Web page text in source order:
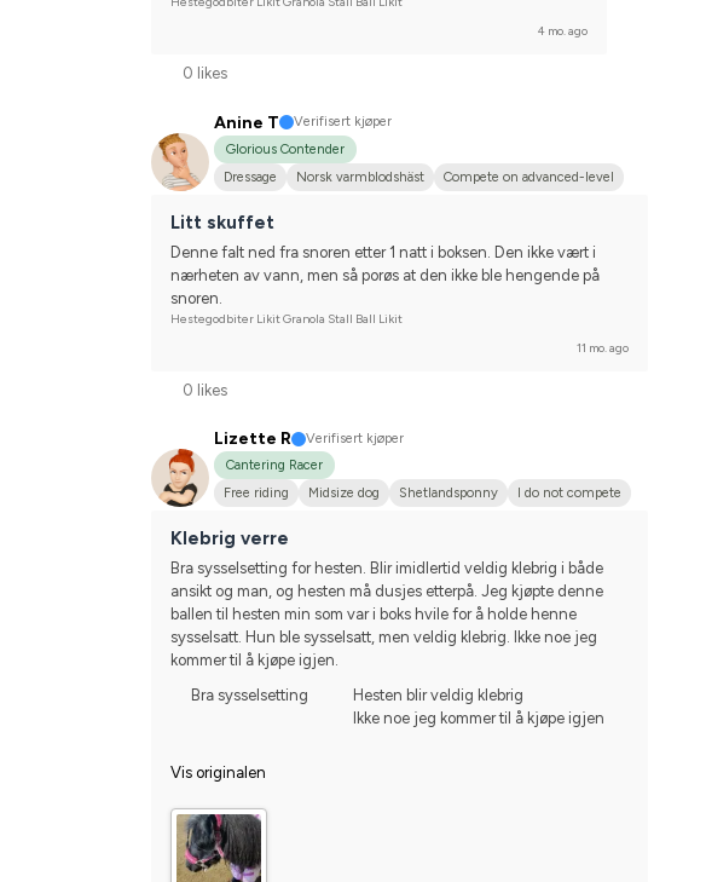
4 mo. ago
0 likes
Anine T
Verifisert kjøper
Glorious Contender
Dressage
Norsk varmblodshäst Compete on advanced-level
Litt skuffet
Denne falt ned fra snoren etter 1 natt i boksen. Den ikke vært i
nærheten av vann, men så porøs at den ikke ble hengende på
snoren.
Hestegodbiter Likit Granola Stall Ball Likit
11 mo. ago
0 likes
Lizette R
Verifisert kjøper
Cantering Racer
Free riding
Midsize dog Shetlandsponny I do not compete
Klebrig verre
Bra sysselsetting for hesten. Blir imidlertid veldig klebrig i både
ansikt og man, og hesten må dusjes etterpå. Jeg kjøpte denne
ballen til hesten min som var i boks hvile for å holde henne
sysselsatt. Hun ble sysselsatt, men veldig klebrig. Ikke noe jeg
kommer til å kjøpe igjen.
Bra sysselsetting
Hesten blir veldig klebrig
Ikke noe jeg kommer til å kjøpe igjen
Vis originalen